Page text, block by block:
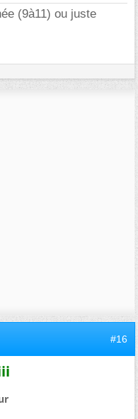
(9à11) ou juste
#16